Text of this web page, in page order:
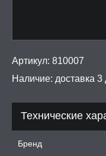
ЛУБРИКАНТЫ
ДЛЯ
КОЛЬЦА И
НА ЧЛЕН
Артикул: 810007
Наличие: доставка 3
Технические
Бренд